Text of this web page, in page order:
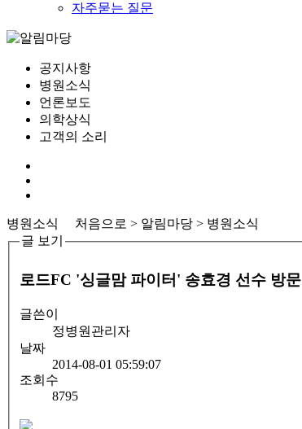
자주묻는 질문
공지사항
병원소식
언론보도
의학상식
고객의 소리
병원소식
처음으로 > 알림마당 > 병원소식
글 보기
로드FC '싱글맘 파이터' 송효경 선수 방문
글쓴이
정병원관리자
날짜
2014-08-01 05:59:07
조회수
8795